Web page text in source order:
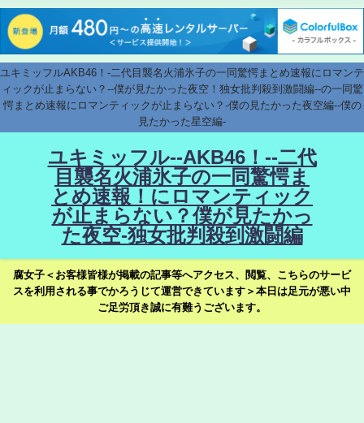
ユキミッフルAKB46！-二代目襲名火浦氷子の一同驚愕まとめ速報にロマンテ
ィックが止まらない？--僕が見たかった夜空！独女批判殺到激闘編--の一同驚
愕まとめ速報にロマンティックが止まらない？-僕の見たかった夜空編--僕の
見たかった星空編-
ユキミッフル--AKB46！--二代
目襲名火浦氷子の一同驚愕ま
とめ速報！にロマンティック
が止まらない？僕が見たかっ
た夜空-独女批判殺到激闘編
腐女子＜お客様皆様が掲載の記事等へアクセス、閲覧、こちらのサービ
スを利用される事でかろうじて運営できています＞本日は足元が悪い中
ご足労頂き誠に有難うございます。